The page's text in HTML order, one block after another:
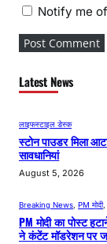
Notify me
Latest News
लाइफस्टाइल डेस्क
स्टोन पाउडर मिला
सावधानियां
August 5, 2026
Breaking News PM मोदी,
PM मोदी का पोस्ट
ने कंटेंट मॉडरेशन पर